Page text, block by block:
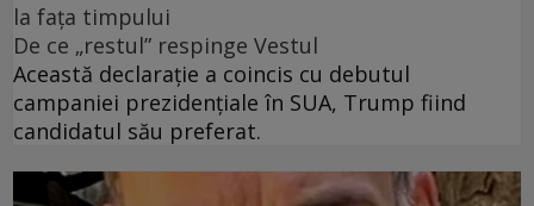
la fața timpului
De ce „restul” respinge Vestul
Această declarație a coincis cu debutul
campaniei prezidențiale în SUA, Trump fiind
candidatul său preferat.